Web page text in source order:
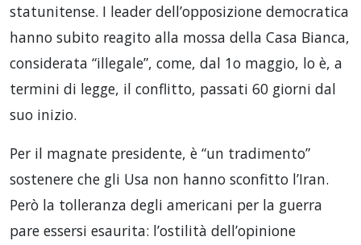
statunitense. I leader dell’opposizione democratica
hanno subito reagito alla mossa della Casa Bianca,
considerata “illegale”, come, dal 1o maggio, lo è, a
termini di legge, il conflitto, passati 60 giorni dal
suo inizio.
Per il magnate presidente, è “un tradimento”
sostenere che gli Usa non hanno sconfitto l’Iran.
Però la tolleranza degli americani per la guerra
pare essersi esaurita: l’ostilità dell’opinione